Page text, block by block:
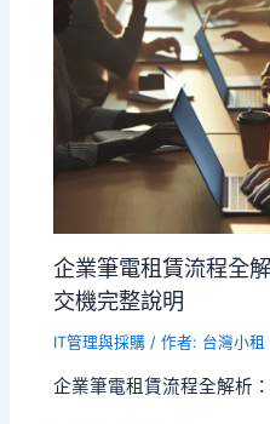
企業筆電租賃流程全
交機完整說明
IT管理與採購 / 作者: 台灣小租
企業筆電租賃流程全解析